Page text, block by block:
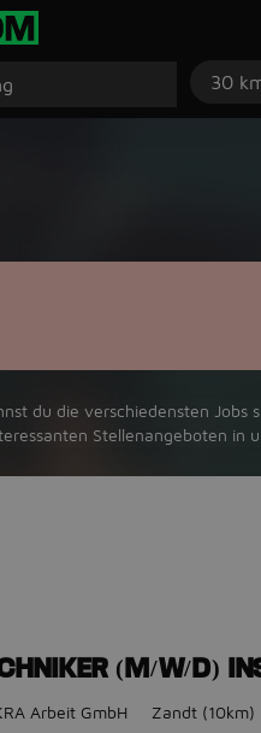
30
du die verschiedensten Jobs
Stellenangeboten in
(M/W/D)
Arbeit GmbH Zandt (10km)